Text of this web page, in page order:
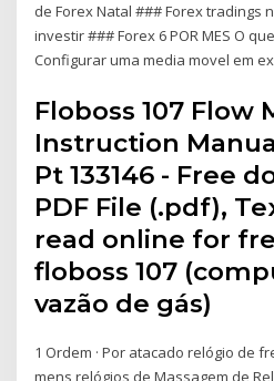
de Forex Natal ### Forex tradings
investir ### Forex 6 POR MES O
Configurar uma media movel em
Floboss 107 Flow
Instruction
Pt 133146 - Free
PDF File (.pdf),
read online for
floboss 107
vazão de gás)
1 Ordem · Por atacado relógio de
mens relógios de Massagem de